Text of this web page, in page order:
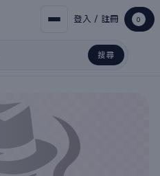
搜尋
登入 / 註冊 0